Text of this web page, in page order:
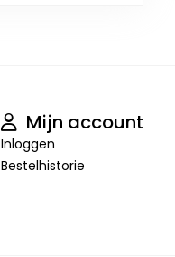
Mijn account
Inloggen
Bestelhistorie